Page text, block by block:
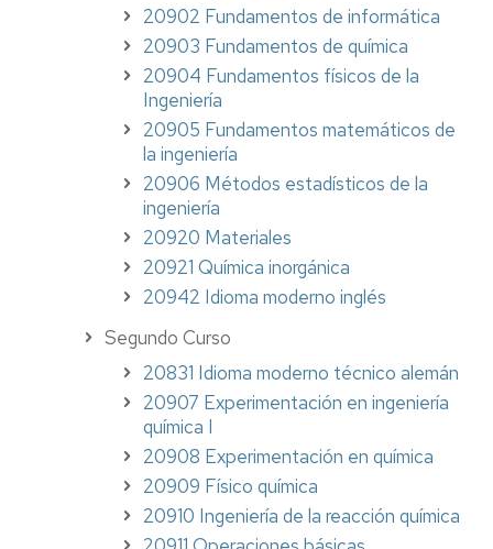
20902 Fundamentos de informática
20903 Fundamentos de química
20904 Fundamentos físicos de la
Ingeniería
20905 Fundamentos matemáticos de
la ingeniería
20906 Métodos estadísticos de la
ingeniería
20920 Materiales
20921 Química inorgánica
20942 Idioma moderno inglés
Segundo Curso
20831 Idioma moderno técnico alemán
20907 Experimentación en ingeniería
química I
20908 Experimentación en química
20909 Físico química
20910 Ingeniería de la reacción química